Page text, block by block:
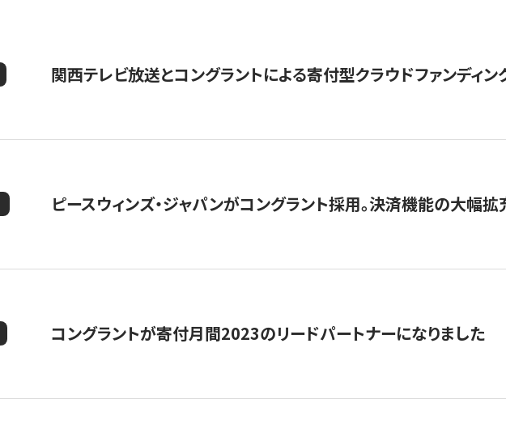
関西テレビ放送とコングラントによる寄付型クラウドファンディ
ピースウィンズ・ジャパンがコングラント採用。決済機能の大幅
コングラントが寄付月間2023のリードパートナーになりました